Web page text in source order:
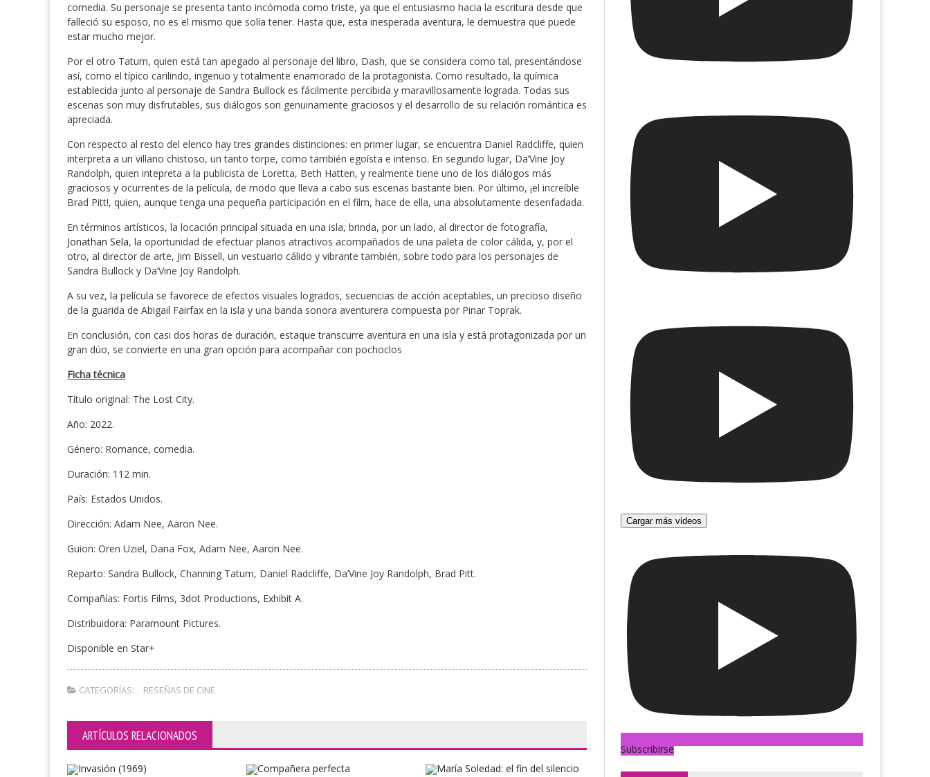
comedia. Su personaje se presenta tanto incómoda como triste, ya que el entusiasmo hacia la escritura desde que
falleció su esposo, no es el mismo que solía tener. Hasta que, esta inesperada aventura, le demuestra que puede
estar mucho mejor.
Por el otro Tatum, quien está tan apegado al personaje del libro, Dash, que se considera como tal, presentándose
así, como el típico carilindo, ingenuo y totalmente enamorado de la protagonista. Como resultado, la química
establecida junto al personaje de Sandra Bullock es fácilmente percibida y maravillosamente lograda. Todas sus
escenas son muy disfrutables, sus diálogos son genuinamente graciosos y el desarrollo de su relación romántica es
apreciada.
Con respecto al resto del elenco hay tres grandes distinciones: en primer lugar, se encuentra Daniel Radcliffe, quien
interpreta a un villano chistoso, un tanto torpe, como también egoísta e intenso. En segundo lugar, Da’Vine Joy
Randolph, quien intepreta a la publicista de Loretta, Beth Hatten, y realmente tiene uno de los diálogos más
graciosos y ocurrentes de la película, de modo que lleva a cabo sus escenas bastante bien. Por último, ¡el increíble
Brad Pitt!, quien, aunque tenga una pequeña participación en el film, hace de ella, una absolutamente desenfadada.
En términos artísticos, la locación principal situada en una isla, brinda, por un lado, al director de fotografía,
Jonathan Sela, la oportunidad de efectuar planos atractivos acompañados de una paleta de color cálida, y, por el
otro, al director de arte, Jim Bissell, un vestuario cálido y vibrante también, sobre todo para los personajes de
Sandra Bullock y Da’Vine Joy Randolph.
A su vez, la película se favorece de efectos visuales logrados, secuencias de acción aceptables, un precioso diseño
de la guarida de Abigail Fairfax en la isla y una banda sonora aventurera compuesta por Pinar Toprak.
En conclusión, con casi dos horas de duración, estaque transcurre aventura en una isla y está protagonizada por un
gran dúo, se convierte en una gran opción para acompañar con pochoclos
Ficha técnica
Título original: The Lost City.
Año: 2022.
Género: Romance, comedia.
Duración: 112 min.
País: Estados Unidos.
Dirección: Adam Nee, Aaron Nee.
Guion: Oren Uziel, Dana Fox, Adam Nee, Aaron Nee.
Reparto: Sandra Bullock, Channing Tatum, Daniel Radcliffe, Da’Vine Joy Randolph, Brad Pitt.
Compañías: Fortis Films, 3dot Productions, Exhibit A.
Distribuidora: Paramount Pictures.
Disponible en Star+
CATEGORÍAS: RESEÑAS DE CINE
ARTÍCULOS RELACIONADOS
Cargar más videos
Subscribirse